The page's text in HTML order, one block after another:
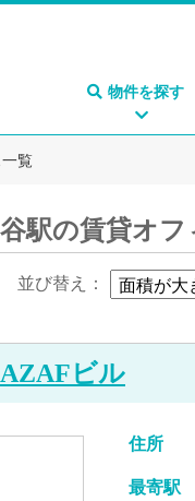
物件を探す
覧
駅の賃貸オ
並び替え：
ビル
住所
最寄駅